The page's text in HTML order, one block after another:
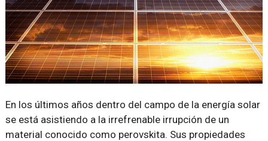
En los últimos años dentro del campo de la energía solar
se está asistiendo a la irrefrenable irrupción de un
material conocido como perovskita. Sus propiedades